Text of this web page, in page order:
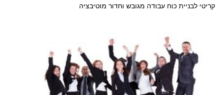
קריטי לבניית כוח עבודה מגובש וחדור מוטיבציה